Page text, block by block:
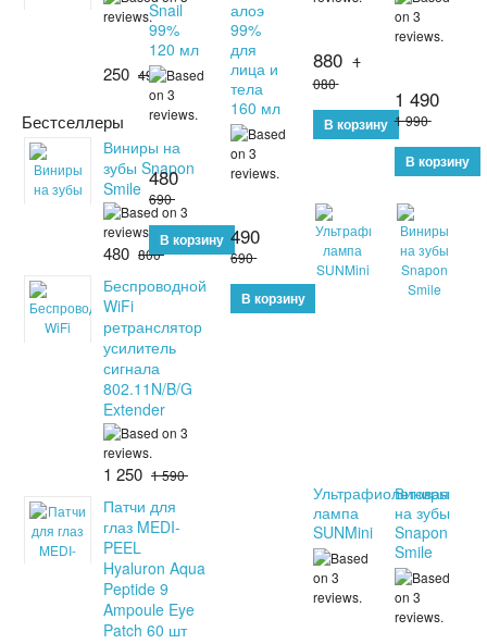
250 490
Бестселлеры
Виниры на
зубы Snapon
Smile
480 800
Беспроводной
WiFi
ретранслятор
усилитель
сигнала
802.11N/B/G
Extender
1 250 1 590
Патчи для
глаз MEDI-
PEEL
Hyaluron Aqua
Peptide 9
Ampoule Eye
Patch 60 шт
Snail
99%
120 мл
480
690
алоэ
99%
для
лица и
тела
160 мл
490
690
880 1
080
1 490
1 990
Ультрафиолетовая
лампа
SUNMini
Виниры
на зубы
Snapon
Smile